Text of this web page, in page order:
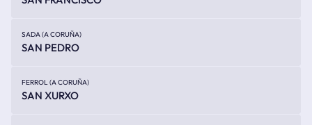
SADA (A CORUÑA)
SAN PEDRO
FERROL (A CORUÑA)
SAN XURXO